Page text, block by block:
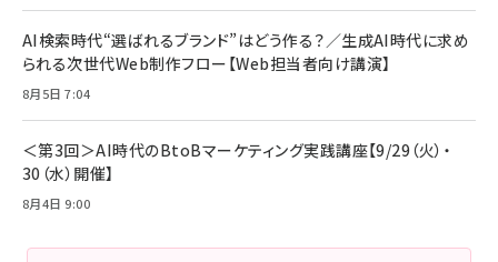
Amazonランキングをもっと見る
ケーブル Anker絡まないケーブル 240W 結束バン
ド付き USB PD対応 シリコン素材採用 iPhone
17 / 16 / 15 / Galaxy iPad Pro MacBook
Pro/Air 各種対応 (1.8m ミッドナイトブラック)
￥1,890
￥4,857
AI検索時代“選ばれるブランド”はどう作る？／生成AI時代に求め
られる次世代Web制作フロー【Web担当者向け講演】
8月5日 7:04
＜第3回＞AI時代のBtoBマーケティング実践講座【9/29（火）・
30（水）開催】
8月4日 9:00